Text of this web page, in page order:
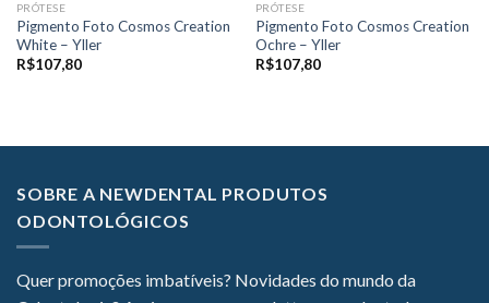
PRÓTESE
Pigmento Foto Cosmos Creation
White – Yller
R$107,80
PRÓTESE
Pigmento Foto Cosmos Creation
Ochre – Yller
R$107,80
SOBRE A NEWDENTAL PRODUTOS
ODONTOLÓGICOS
Quer promoções imbatíveis? Novidades do mundo da